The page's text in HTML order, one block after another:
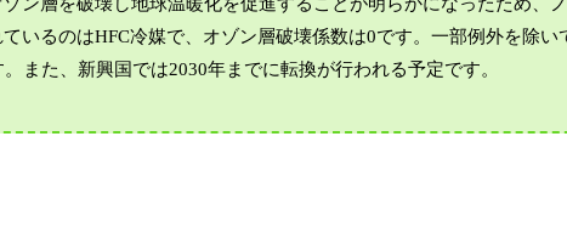
ン層を破壊し地球温暖化を促進することが明らかになったため、
いるのはHFC冷媒で、オゾン層破壊係数は0です。一部例外を除い
また、新興国では2030年までに転換が行われる予定です。